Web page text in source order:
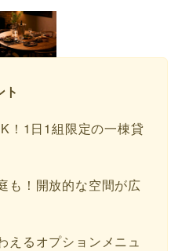
！1日1組限定の一棟貸
も！開放的な空間が広
えるオプションメニュ